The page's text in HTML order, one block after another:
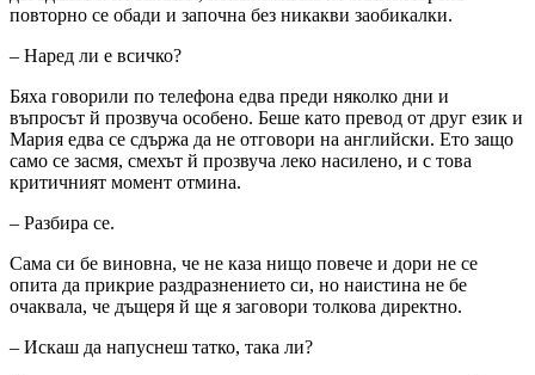
повторно се обади и започна без никакви заобикалки.
– Наред ли е всичко?
Бяха говорили по телефона едва преди няколко дни и
въпросът й прозвуча особено. Беше като превод от друг език и
Мария едва се сдържа да не отговори на английски. Ето защо
само се засмя, смехът й прозвуча леко насилено, и с това
критичният момент отмина.
– Разбира се.
Сама си бе виновна, че не каза нищо повече и дори не се
опита да прикрие раздразнението си, но наистина не бе
очаквала, че дъщеря й ще я заговори толкова директно.
– Искаш да напуснеш татко, така ли?